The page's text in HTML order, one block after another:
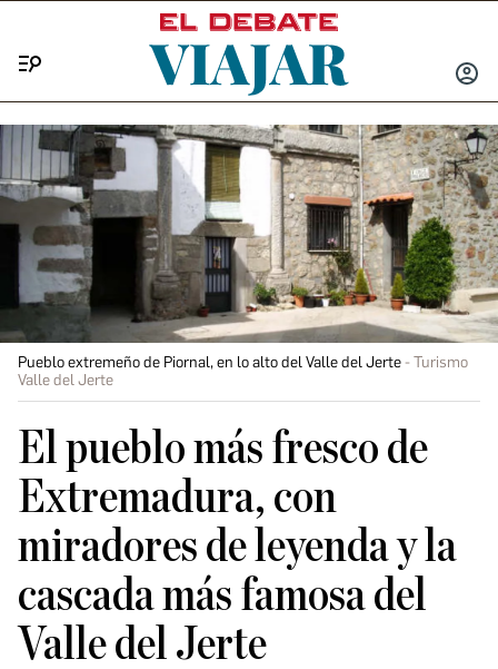
INICIAR
Pueblo extremeño de Piornal, en lo alto del Valle del Jerte
Turismo
Valle del Jerte
El pueblo más fresco de
Extremadura, con
miradores de leyenda y la
cascada más famosa del
Valle del Jerte